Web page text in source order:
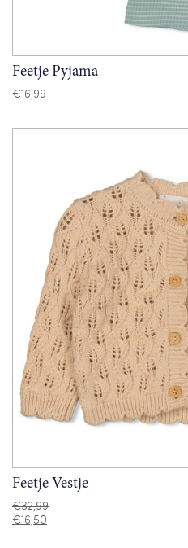
Feetje Pyjama
€16,99
Feetje Vestje
€32,99
€16,50